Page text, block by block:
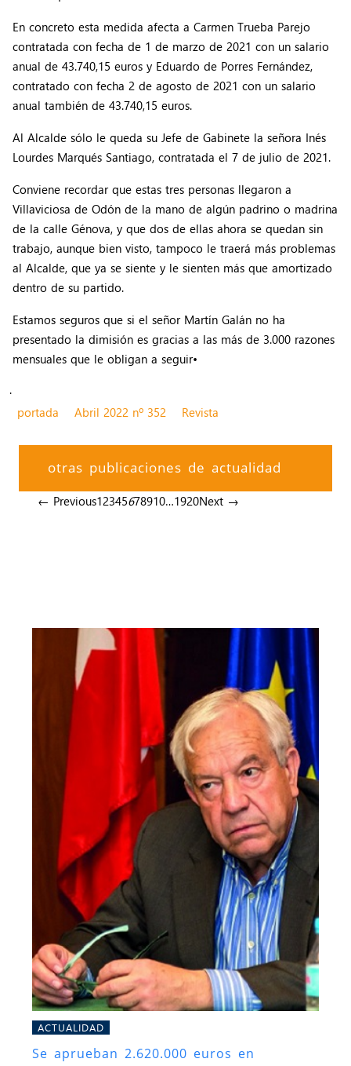
En concreto esta medida afecta a Carmen Trueba Parejo
contratada con fecha de 1 de marzo de 2021 con un salario
anual de 43.740,15 euros y Eduardo de Porres Fernández,
contratado con fecha 2 de agosto de 2021 con un salario
anual también de 43.740,15 euros.
Al Alcalde sólo le queda su Jefe de Gabinete la señora Inés
Lourdes Marqués Santiago, contratada el 7 de julio de 2021.
Conviene recordar que estas tres personas llegaron a
Villaviciosa de Odón de la mano de algún padrino o madrina
de la calle Génova, y que dos de ellas ahora se quedan sin
trabajo, aunque bien visto, tampoco le traerá más problemas
al Alcalde, que ya se siente y le sienten más que amortizado
dentro de su partido.
Estamos seguros que si el señor Martín Galán no ha
presentado la dimisión es gracias a las más de 3.000 razones
mensuales que le obligan a seguir•
.
portada
Abril 2022 nº 352 Revista
otras publicaciones de actualidad
← Previous12345678910…1920Next →
ACTUALIDAD
Se aprueban 2.620.000 euros en